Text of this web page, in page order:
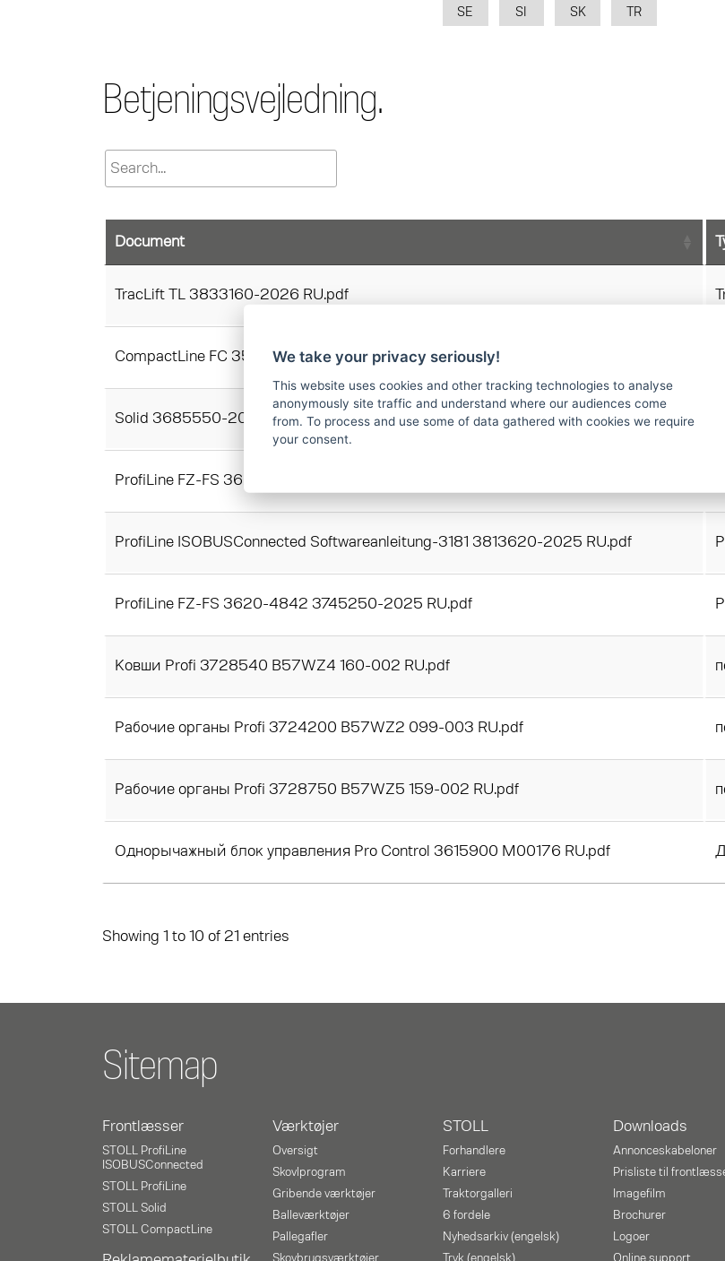
SE SI SK TR
Betjeningsvejledning.
Document
TracLift TL 3833160-2026 RU.pdf
CompactLine FC 3521580-2025 RU.pdf
Solid 3685550-2025 RU.pdf
ProfiLine FZ-FS 3620-4842 ISOBUSConnected 3804750-2024 RU.pdf
ProfiLine ISOBUSConnected Softwareanleitung-3181 3813620-2025 RU.pdf
ProfiLine FZ-FS 3620-4842 3745250-2025 RU.pdf
Ковши Profi 3728540 B57WZ4 160-002 RU.pdf
Рабочие органы Profi 3724200 B57WZ2 099-003 RU.pdf
Рабочие органы Profi 3728750 B57WZ5 159-002 RU.pdf
Однорычажный блок управления Pro Control 3615900 M00176 RU.pdf
Showing 1 to 10 of 21 entries
Sitemap
Frontlæsser
STOLL ProfiLine
ISOBUSConnected
STOLL ProfiLine
STOLL Solid
STOLL CompactLine
Værktøjer
Oversigt
Skovlprogram
Gribende værktøjer
Balleværktøjer
Pallegafler
Skovbrugsværktøjer
STOLL
Forhandlere
Karriere
Traktorgalleri
6 fordele
Nyhedsarkiv (engelsk)
Tryk (engelsk)
Downloads
Annonceskabeloner
Prisliste til
Imagefilm
Brochurer
Logoer
Online support
We take your privacy seriously!
This website uses cookies and other tracking technologies to analyse
anonymously site traffic and understand where our audiences come
from. To process and use some of data gathered with cookies we require
your consent.